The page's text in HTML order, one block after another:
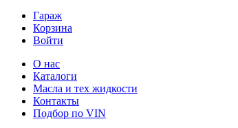
Гараж
Корзина
Войти
О нас
Каталоги
Масла и тех жидкости
Контакты
Подбор по VIN